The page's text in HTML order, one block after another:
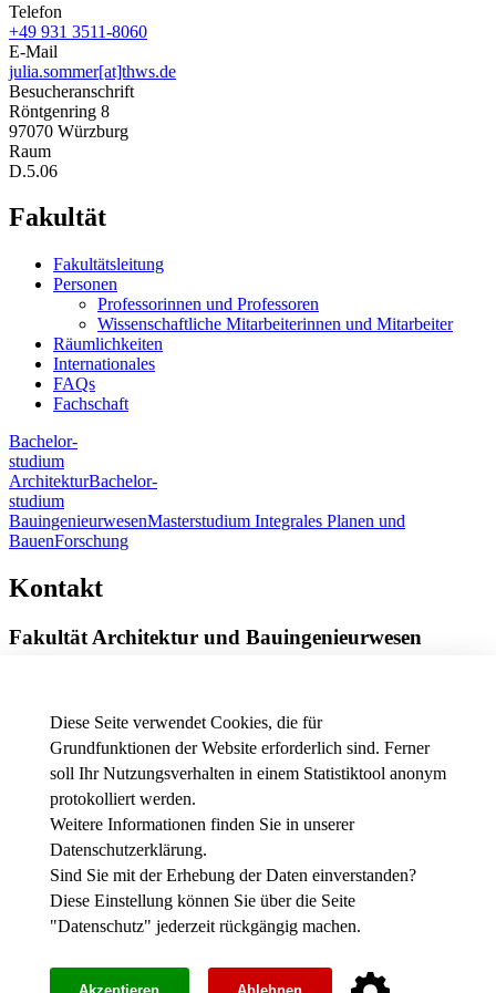
Diese Seite verwendet Cookies, die für
Grundfunktionen der Website erforderlich sind. Ferner
soll Ihr Nutzungsverhalten in einem Statistiktool anonym
protokolliert werden.
Weitere Informationen finden Sie in unserer
Datenschutzerklärung.
Sind Sie mit der Erhebung der Daten einverstanden?
Diese Einstellung können Sie über die Seite
"Datenschutz" jederzeit rückgängig machen.
Telefon
+49 931 3511-8060
E-Mail
julia.sommer[at]thws.de
Besucheranschrift
Röntgenring 8
97070 Würzburg
Raum
D.5.06
Fakultät
Fakultätsleitung
Personen
Professorinnen und Professoren
Wissenschaftliche Mitarbeiterinnen und Mitarbeiter
Räumlichkeiten
Internationales
FAQs
Fachschaft
Bachelor-
studium
ArchitekturBachelor-
studium
BauingenieurwesenMasterstudium Integrales Planen und
BauenForschung
Kontakt
Fakultät Architektur und Bauingenieurwesen
Telefon
+49 931 3511-9002
E-Maildekanat.fab[at]thws.de
Anfahrt| Wegbeschreibung
News - Presse
Stellenausschreibungen der THWS
Intranet
Instagram
Impressum